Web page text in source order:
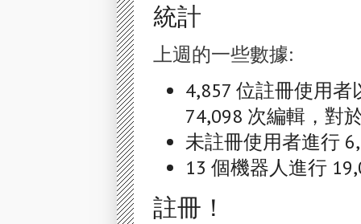
統計
上週的一些數據:
4,857 位註冊使用
74,098 次編輯，對
未註冊使用者進行
13 個機器人進行
註冊！